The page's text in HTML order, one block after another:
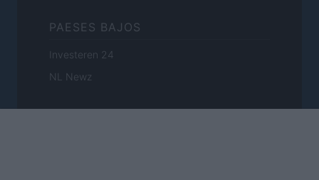
PAESES BAJOS
Investeren 24
NL Newz